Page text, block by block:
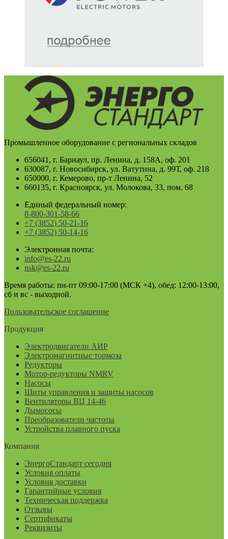
Промышленное оборудование с региональных складов
656041, г. Барнаул, пр. Ленина, д. 158А, оф. 201
630087, г. Новосибирск, ул. Ватутина, д. 99Т, оф. 218
650000, г. Кемерово, пр-т Ленина, 52
660135, г. Красноярск, ул. Молокова, 33, пом. 68
Единый федеральный номер:
8-800-301-58-66
+7 (3852) 50-21-16
+7 (3852) 50-14-16
Электронная почта:
info@es-22.ru
nsk@es-22.ru
Время работы: пн-пт 09:00-17:00 (МСК +4), обед: 12:00-13:00,
сб и вс - выходной.
Пользовательское соглашение
Продукция
Электродвигатели АИР
Электромагнитные тормоза
Редукторы
Мотор-редукторы NMRV
Насосы
Щиты управления и защиты насосов
Вентиляторы ВЦ 14-46
Дымососы
Преобразователи частоты
Устройства плавного пуска
Компания
ЭнергоСтандарт сегодня
Условия оплаты
Условия доставки
Гарантийные условия
Техническая поддержка
Отзывы
Сертификаты
Реквизиты